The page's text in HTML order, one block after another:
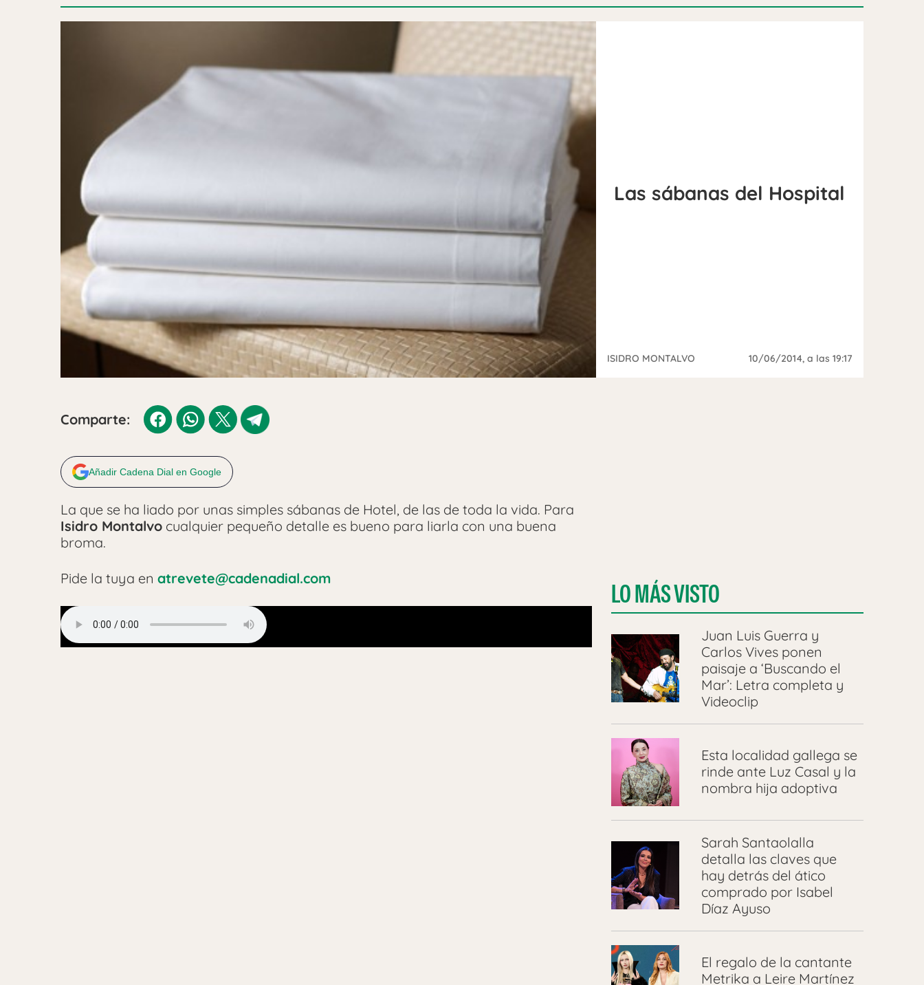
Las sábanas del Hospital
ISIDRO MONTALVO 10/06/2014, a las 19:17
Comparte:
Añadir Cadena Dial en Google
La que se ha liado por unas simples sábanas de Hotel, de las de toda la vida. Para
Isidro Montalvo cualquier pequeño detalle es bueno para liarla con una buena
broma.
Pide la tuya en atrevete@cadenadial.com LO MÁS VISTO
Juan Luis Guerra y
Carlos Vives ponen
paisaje a ‘Buscando el
Mar’: Letra completa y
Videoclip
Esta localidad gallega se
rinde ante Luz Casal y la
nombra hija adoptiva
Sarah Santaolalla
detalla las claves que
hay detrás del ático
comprado por Isabel
Díaz Ayuso
El regalo de la cantante
Metrika a Leire Martínez